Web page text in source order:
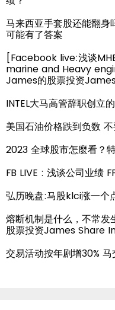
马来西亚手套股还能翻身
可能有了答案
[Facebook live:浅谈
marine and Heavy
James的股票投资
INTEL大马高管辞职创立
美国石油价格跌到负数
2023 全球股市怎麼看？
FB LIVE : 浅谈公司业
弘历晚盘:马股klci涨一个
熔断机制是什么，不常
股票投资James Share
交易活动按年剧增30%